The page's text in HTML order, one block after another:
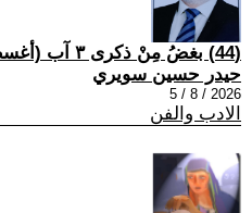
(44) بغضُ مِنْ ذكرى ٣ آب (أغسطس) ٢٠٢٦
حيدر حسين سويري
2026 / 8 / 5
الادب والفن